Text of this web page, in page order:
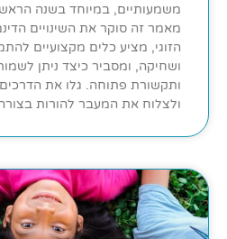
משמעותיים, במיוחד בשנה
מאמר זה סוקר את השינויים
הזוגי, מציע כלים מקצועיים
ושחיקה, ומסביר כיצד ניתן
ותקשורת פתוחה. גלו את
ולצלוח את המעבר להורות